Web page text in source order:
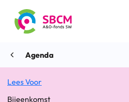
inhoud
Agenda
Lees Voor
Bijeenkomst